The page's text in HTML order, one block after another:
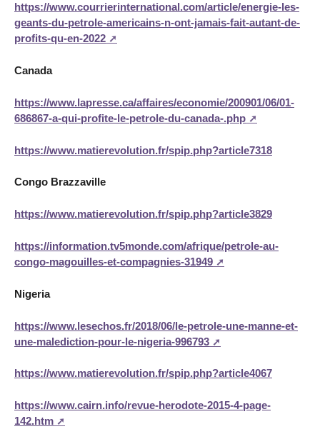
https://www.courrierinternational.com/article/energie-les-
geants-du-petrole-americains-n-ont-jamais-fait-autant-de-
profits-qu-en-2022
Canada
https://www.lapresse.ca/affaires/economie/200901/06/01-
686867-a-qui-profite-le-petrole-du-canada-.php
https://www.matierevolution.fr/spip.php?article7318
Congo Brazzaville
https://www.matierevolution.fr/spip.php?article3829
https://information.tv5monde.com/afrique/petrole-au-
congo-magouilles-et-compagnies-31949
Nigeria
https://www.lesechos.fr/2018/06/le-petrole-une-manne-et-
une-malediction-pour-le-nigeria-996793
https://www.matierevolution.fr/spip.php?article4067
https://www.cairn.info/revue-herodote-2015-4-page-
142.htm